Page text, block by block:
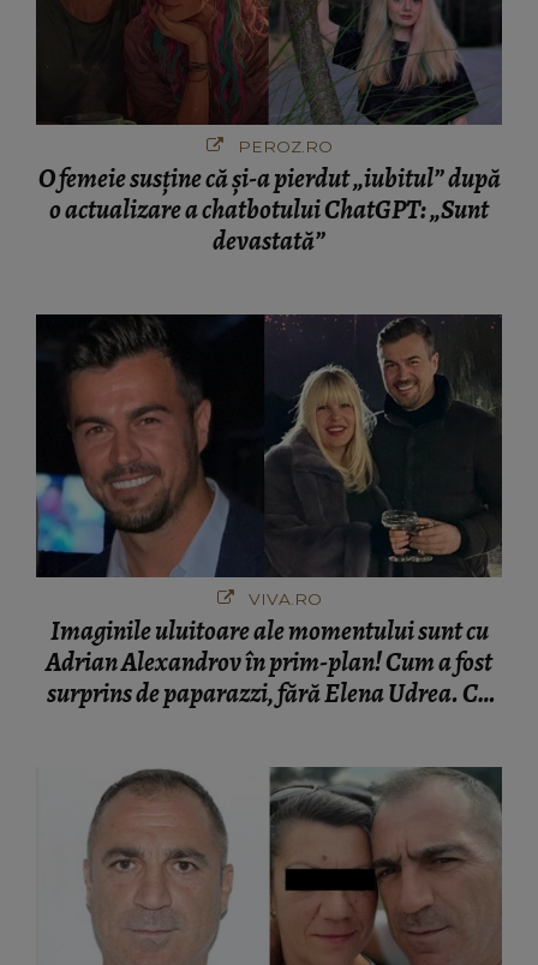
PEROZ.RO
O femeie susține că și-a pierdut „iubitul” după
o actualizare a chatbotului ChatGPT: „Sunt
devastată”
VIVA.RO
Imaginile uluitoare ale momentului sunt cu
Adrian Alexandrov în prim-plan! Cum a fost
surprins de paparazzi, fără Elena Udrea. Cu